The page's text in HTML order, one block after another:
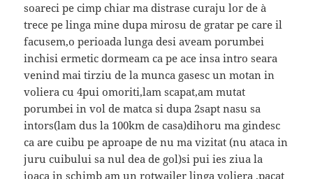
soareci pe cimp chiar ma distrase curaju lor de à
trece pe linga mine dupa mirosu de gratar pe care il
facusem,o perioada lunga desi aveam porumbei
inchisi ermetic dormeam ca pe ace insa intro seara
venind mai tirziu de la munca gasesc un motan in
voliera cu 4pui omoriti,lam scapat,am mutat
porumbei in vol de matca si dupa 2sapt nasu sa
intors(lam dus la 100km de casa)dihoru ma gindesc
ca are cuibu pe aproape de nu ma vizitat (nu ataca in
juru cuibului sa nul dea de gol)si pui ies ziua la
joaca in schimb am un rotwailer linga voliera .pacat